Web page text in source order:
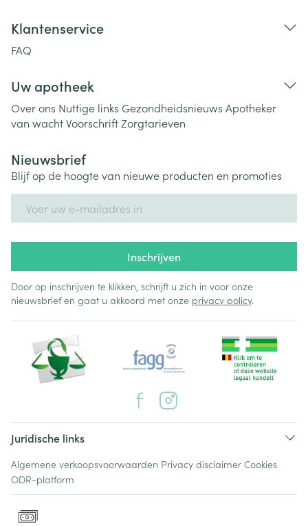
Klantenservice
FAQ
Uw apotheek
Over ons Nuttige links Gezondheidsnieuws Apotheker
van wachtVoorschriftZorgtarieven
Nieuwsbrief
Blijf op de hoogte van nieuwe producten en promoties
Inschrijven
Door op inschrijven te klikken, schrijft u zich in voor onze
nieuwsbrief en gaat u akkoord met onze privacy policy.
Juridische links
Algemene verkoopsvoorwaarden Privacy disclaimer Cookies
ODR-platform